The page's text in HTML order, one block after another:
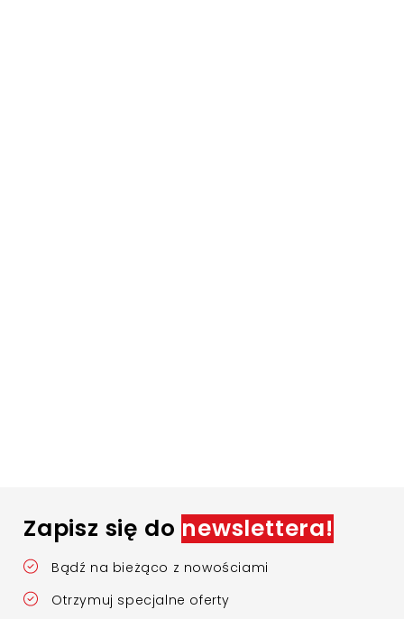
Zapisz się do newslettera!
Bądź na bieżąco z nowościami
Otrzymuj specjalne oferty